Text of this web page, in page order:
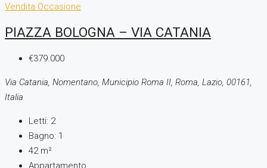
Vendita Occasione
PIAZZA BOLOGNA – VIA CATANIA
€379.000
Via Catania, Nomentano, Municipio Roma II, Roma, Lazio, 00161,
Italia
Letti: 2
Bagno: 1
42 m²
Appartamento